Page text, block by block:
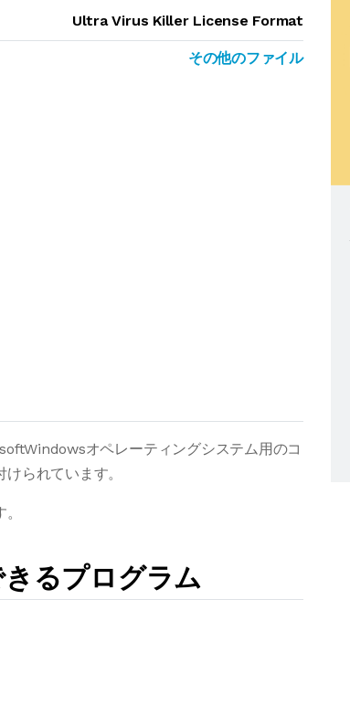
Ultra Virus Killer License Format
その他のファイル
オペレーティングシステム用のコ
られています。
るプログラム